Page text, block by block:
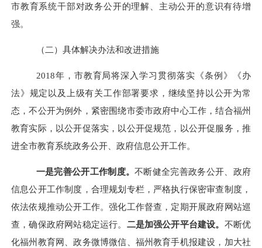
市教育系统干部对政务公开的理解、主动公开的意识有待增
强。
（二）具体解决办法和改进措施
2018年，市教育局将深入学习贯彻落实《条例》《办
法》规定以及上级有关工作部署要求，继续坚持以公开为常
态，不公开为例外，紧密围绕市委市政府中心工作，结合福州
教育实际， 以公开促落实，以公开促规范，以公开促服务，推
进全市教育系统政务公开、政府信息公开工作。
一是完善公开工作制度。不断健全完善政务公开、政府
信息公开工作制度，合理规划专栏，严格执行保密审查制度，
依法依规推动公开工作。强化工作督查，定期开展政府网站巡
查，确保政府网站稳定运行。 二是加强公开平台建设。 不断优
化福州教育网、政务微博微信、福州教育手机报建设，加大社